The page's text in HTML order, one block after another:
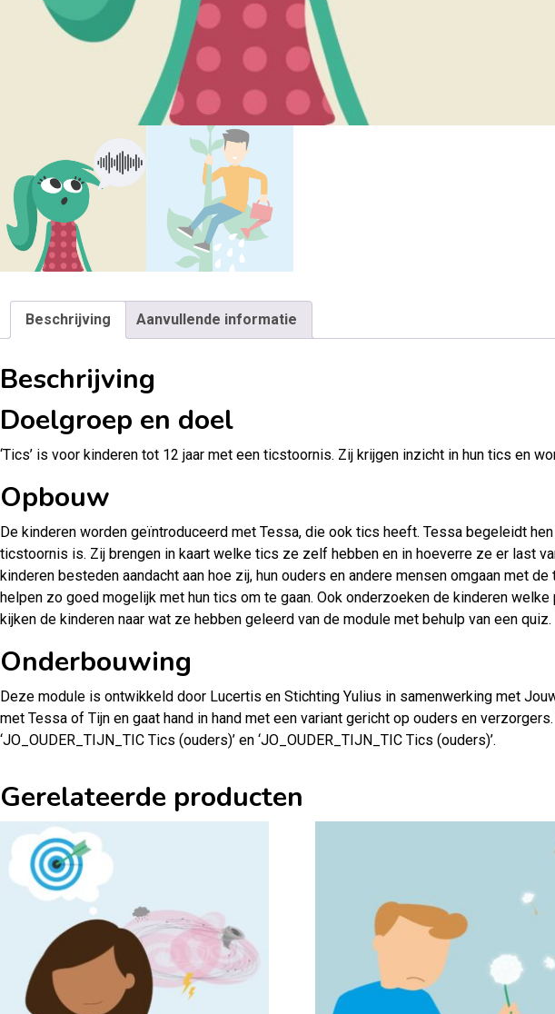
Beschrijving Aanvullende informatie
Beschrijving
Doelgroep en doel
‘Tics’ is voor kinderen tot 12 jaar met een ticstoornis. Zij krijgen inzicht in hun tics en
Opbouw
De kinderen worden geïntroduceerd met Tessa, die ook tics heeft. Tessa begeleidt
ticstoornis is. Zij brengen in kaart welke tics ze zelf hebben en in hoeverre ze er last
kinderen besteden aandacht aan hoe zij, hun ouders en andere mensen omgaan met
helpen zo goed mogelijk met hun tics om te gaan. Ook onderzoeken de kinderen
kijken de kinderen naar wat ze hebben geleerd van de module met behulp van een quiz.
Onderbouwing
Deze module is ontwikkeld door Lucertis en Stichting Yulius in samenwerking met
met Tessa of Tijn en gaat hand in hand met een variant gericht op ouders en
‘JO_OUDER_TIJN_TIC Tics (ouders)’ en ‘JO_OUDER_TIJN_TIC Tics (ouders)’.
Gerelateerde producten